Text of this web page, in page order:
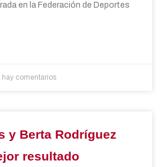
en la Federación de Deportes
hay comentarios
y Berta Rodríguez
resultado